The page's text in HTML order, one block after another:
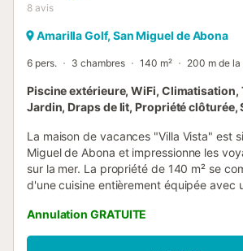
8 avis
Amarilla Golf, San Miguel de Abona
6 pers. 3 chambres 140 m² 200 m de
Piscine extérieure, WiFi, Climatisation,
Jardin, Draps de lit, Propriété clôturée,
La maison de vacances "Villa Vista" est
Miguel de Abona et impressionne les
sur la mer. La propriété de 140 m² se
d'une cuisine entièrement équipée avec
accueillir six personnes. Les
comprennent le Wi-Fi (adapté aux
Annulation GRATUITE